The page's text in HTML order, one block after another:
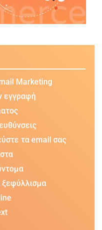
Marketing
εγγραφή
τα email σας
ξεφύλλισμα